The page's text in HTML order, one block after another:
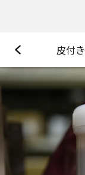
皮付